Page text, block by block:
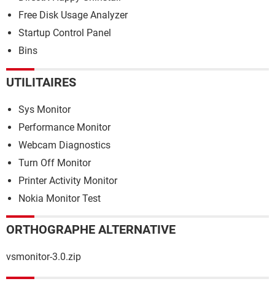
Free Disk Usage Analyzer
Startup Control Panel
Bins
UTILITAIRES
Sys Monitor
Performance Monitor
Webcam Diagnostics
Turn Off Monitor
Printer Activity Monitor
Nokia Monitor Test
ORTHOGRAPHE ALTERNATIVE
vsmonitor-3.0.zip